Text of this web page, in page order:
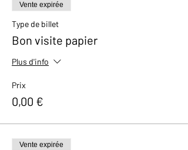
Vente expirée
Type de billet
Bon visite papier
Plus d'info
Prix
0,00 €
Vente expirée